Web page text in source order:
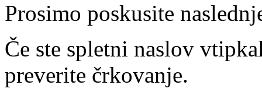
Prosimo poskusite
Če ste spletni naslov
preverite črkovanje.